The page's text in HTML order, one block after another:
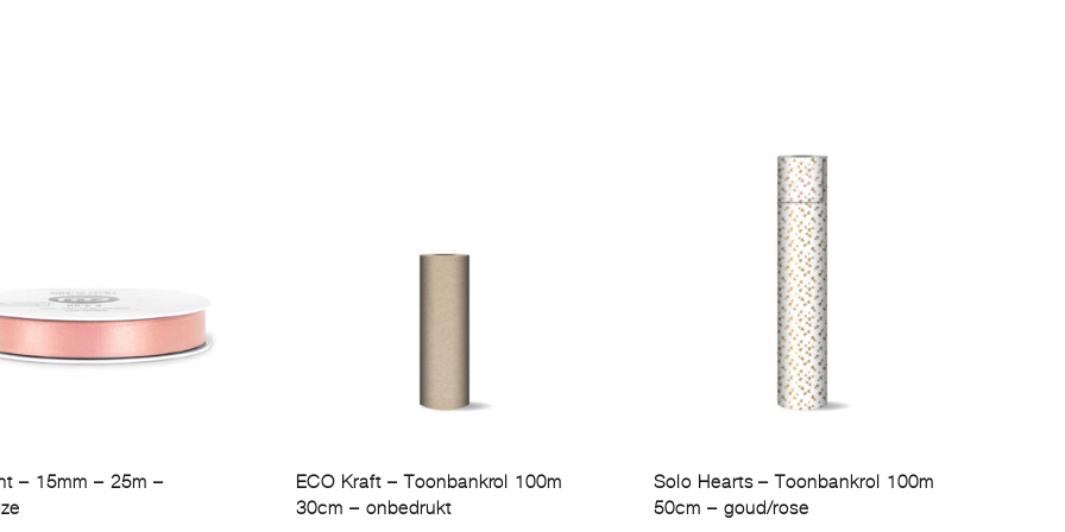
– 15mm – 25m –
ECO Kraft – Toonbankrol 100m
30cm – onbedrukt
Solo Hearts – Toonbankrol 100m
50cm – goud/rose